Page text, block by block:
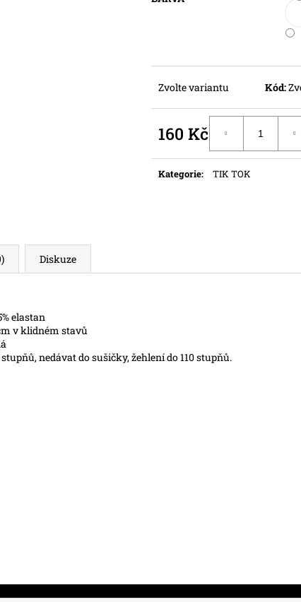
Zvolte variantu Kód:
160 Kč
cena:
Kategorie: TIK TOK
Diskuze
elastan
v klidném stavů
nedávat do sušičky, žehlení do 110 stupňů.